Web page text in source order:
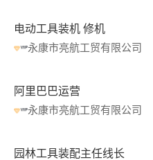
电动工具装机 修机
永康市亮航工贸有限公司
阿里巴巴运营
永康市亮航工贸有限公司
园林工具装配主任线长